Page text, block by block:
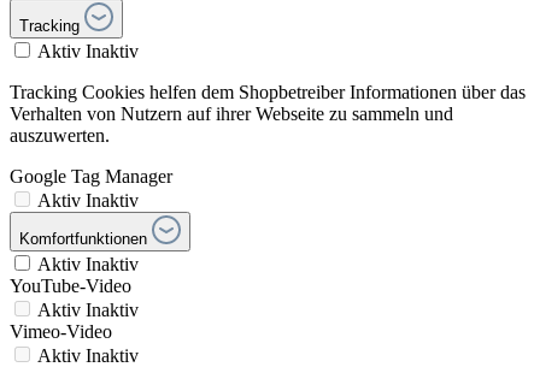
Tracking
Aktiv Inaktiv
Tracking Cookies helfen dem Shopbetreiber Informationen über das
Verhalten von Nutzern auf ihrer Webseite zu sammeln und
auszuwerten.
Google Tag Manager
Aktiv Inaktiv
Komfortfunktionen
Aktiv Inaktiv
YouTube-Video
Aktiv Inaktiv
Vimeo-Video
Aktiv Inaktiv